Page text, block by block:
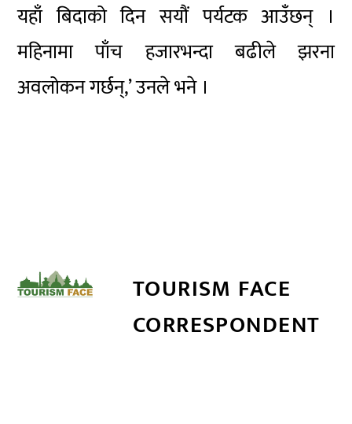
यहाँ बिदाको दिन सयौं पर्यटक आउँछन् ।
महिनामा पाँच हजारभन्दा बढीले झरना
अवलोकन गर्छन्,’ उनले भने ।
TOURISM FACE
CORRESPONDENT